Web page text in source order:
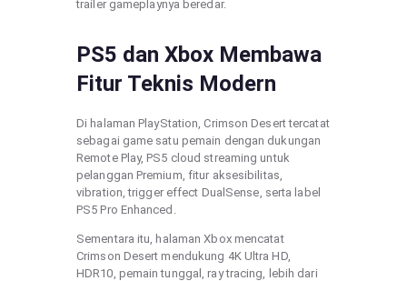
trailer gameplaynya beredar.
PS5 dan Xbox Membawa
Fitur Teknis Modern
Di halaman PlayStation, Crimson Desert tercatat
sebagai game satu pemain dengan dukungan
Remote Play, PS5 cloud streaming untuk
pelanggan Premium, fitur aksesibilitas,
vibration, trigger effect DualSense, serta label
PS5 Pro Enhanced.
Sementara itu, halaman Xbox mencatat
Crimson Desert mendukung 4K Ultra HD,
HDR10, pemain tunggal, ray tracing, lebih dari